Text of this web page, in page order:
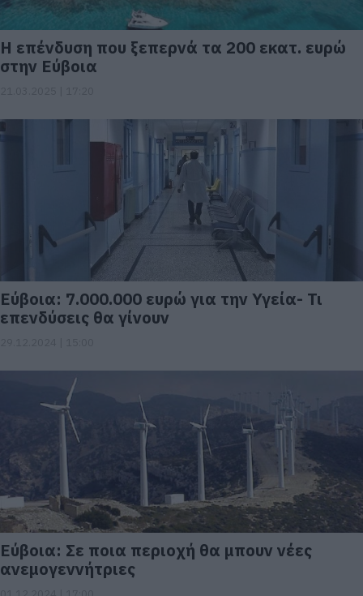
Η επένδυση που ξεπερνά τα 200 εκατ. ευρώ
στην Εύβοια
Εύβοια: 7.000.000 ευρώ για την Υγεία- Τι
επενδύσεις θα γίνουν
Εύβοια: Σε ποια περιοχή θα μπουν νέες
ανεμογεννήτριες